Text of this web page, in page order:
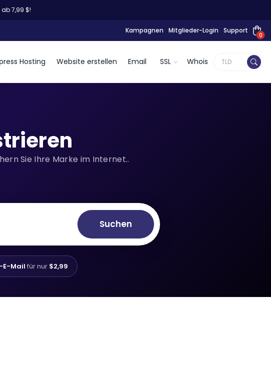
7,99 $!
Kampagnen Mitglieder-Login Support
0
Hosting Website erstellen Email SSL Whois
Sie Ihre Marke im Internet..
Suchen
E-Mail für nur $2,99